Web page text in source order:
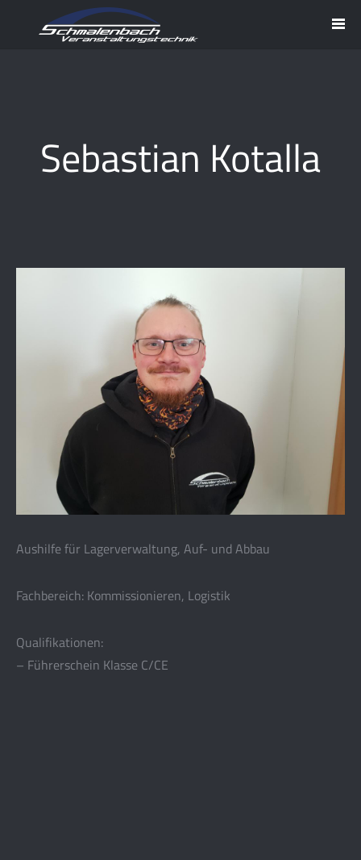
Sebastian Kotalla
Aushilfe für Lagerverwaltung, Auf- und Abbau
Fachbereich: Kommissionieren, Logistik
Qualifikationen:
– Führerschein Klasse C/CE